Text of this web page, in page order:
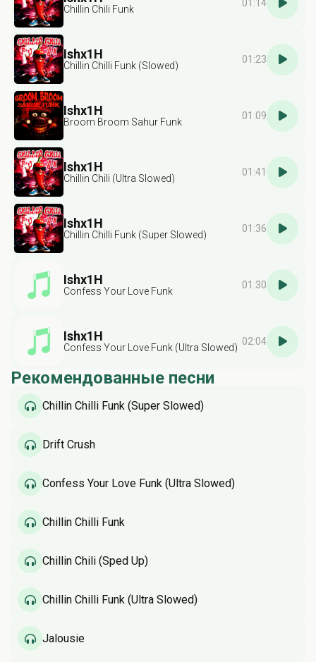
Chillin Chili Funk
01:14
Ishx1H
Chillin Chilli Funk (Slowed)
01:23
Ishx1H
Broom Broom Sahur Funk
01:09
Ishx1H
Chillin Chili (Ultra Slowed)
01:41
Ishx1H
Chillin Chilli Funk (Super Slowed)
01:36
Ishx1H
Confess Your Love Funk
01:30
Ishx1H
Confess Your Love Funk (Ultra Slowed)
02:04
Рекомендованные песни
Chillin Chilli Funk (Super Slowed)
Drift Crush
Confess Your Love Funk (Ultra Slowed)
Chillin Chilli Funk
Chillin Chili (Sped Up)
Chillin Chilli Funk (Ultra Slowed)
Jalousie